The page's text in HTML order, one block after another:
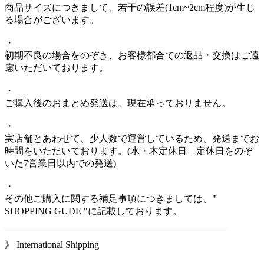
商品サイズにつきまして、若干の誤差(1cm~2cm程度)が生じ
る場合がございます。
・
初期不良の場合をのぞき、お客様都合での返品・交換はご遠
慮いただいております。
・
ご購入後のおまとめ発送は、現在承っておりません。
・
実店舗とあわせて、少人数で運営しているため、発送までお
時間をいただいております。(水・木定休日 _ 定休日をのぞ
いた7営業日以内での発送)
・
その他ご購入に関する補足事項につきましては、"
SHOPPING GUDE "に記載しております。
》 International Shipping